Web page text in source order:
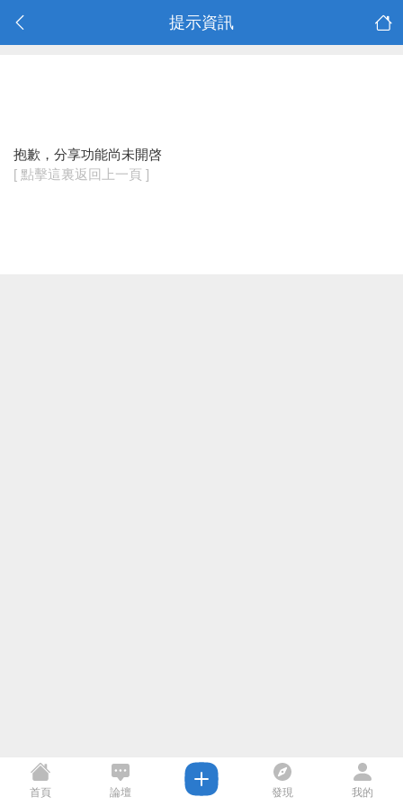
提示資訊
抱歉，分享功能尚未開啓
[ 點擊這裏返回上一頁 ]
首頁 論壇 發現 我的